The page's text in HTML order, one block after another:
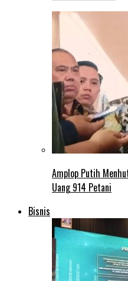
Amplop Putih
Uang 914 Petani
Bisnis